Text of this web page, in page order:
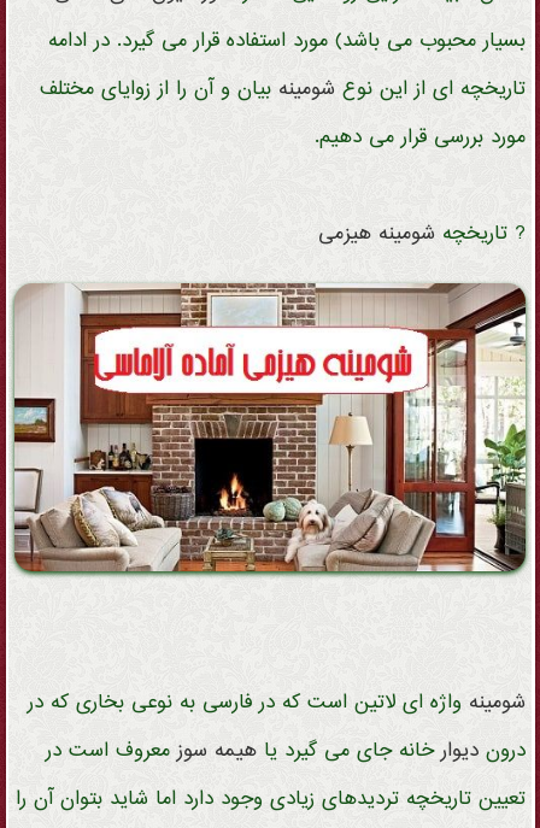
بسیار محبوب می باشد) مورد استفاده قرار می گیرد. در ادامه
تاریخچه ای از این نوع شومینه بیان و آن را از زوایای مختلف
مورد بررسی قرار می دهیم.
? تاریخچه شومینه هیزمی
شومینه واژه ای لاتین است که در فارسی به نوعی بخاری که در
درون دیوارخانه جای می گیرد یا هیمه سوزمعروف است در
تعیین تاریخچه تردیدهای زیادی وجود دارد اما شاید بتوان آن را